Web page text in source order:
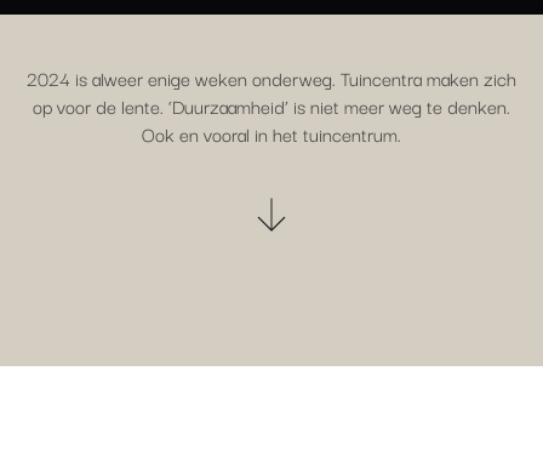
2024 is alweer enige weken onderweg. Tuincentra maken zich
op voor de lente. ‘Duurzaamheid’ is niet meer weg te denken.
Ook en vooral in het tuincentrum.